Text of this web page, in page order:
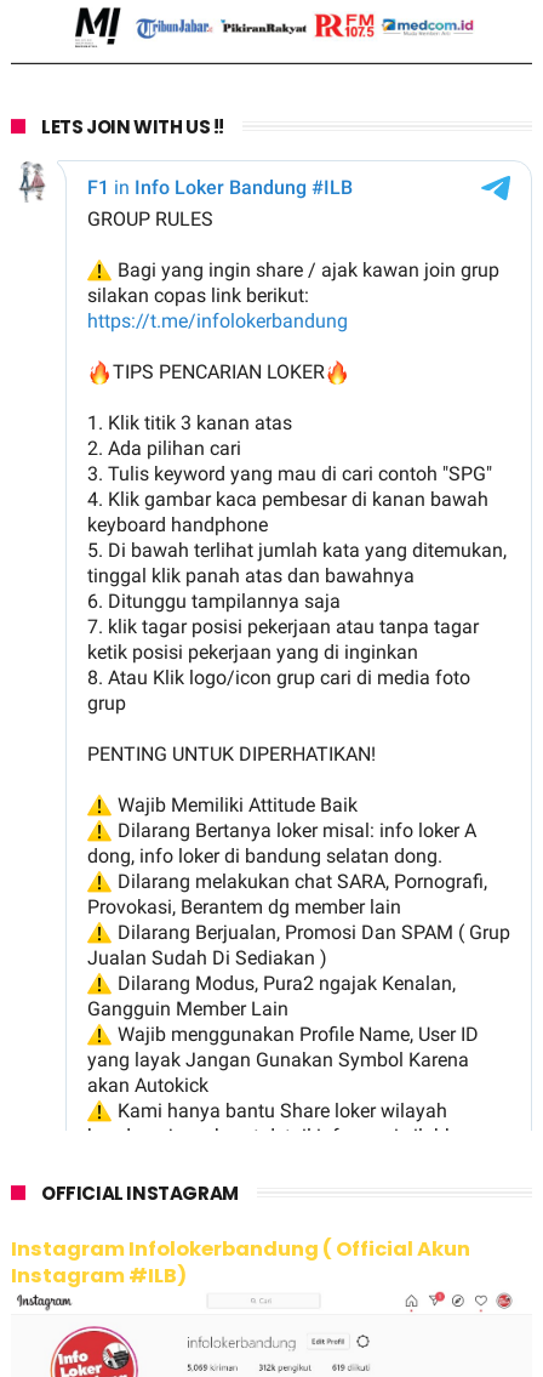
LETS JOIN WITH US !!
OFFICIAL INSTAGRAM
Instagram Infolokerbandung ( Official Akun
Instagram #ILB)